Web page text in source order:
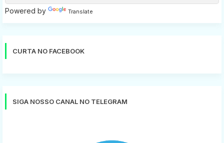
Powered by Translate
CURTA NO FACEBOOK
SIGA NOSSO CANAL NO TELEGRAM